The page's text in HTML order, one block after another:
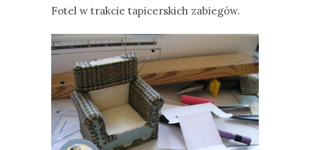
Fotel w trakcie tapicerskich zabiegów.